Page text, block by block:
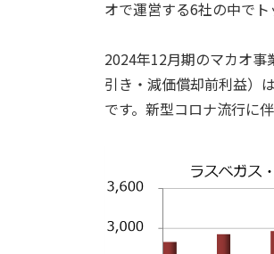
オで運営する6社の中でト
2024年12月期のマカオ
引き・減価償却前利益）
です。新型コロナ流行に